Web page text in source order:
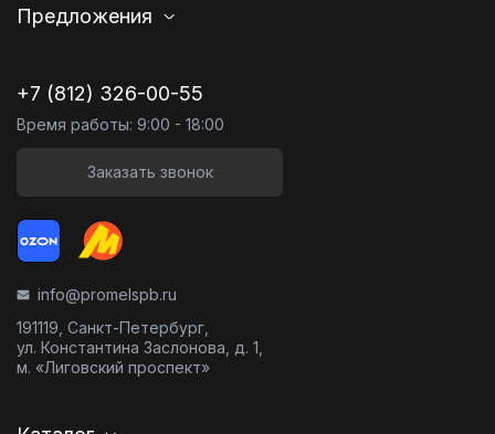
Предложения
+7 (812) 326-00-55
Время работы: 9:00 - 18:00
Заказать звонок
info@promelspb.ru
191119, Санкт-Петербург,
ул. Константина Заслонова, д. 1,
м. «Лиговский проспект»